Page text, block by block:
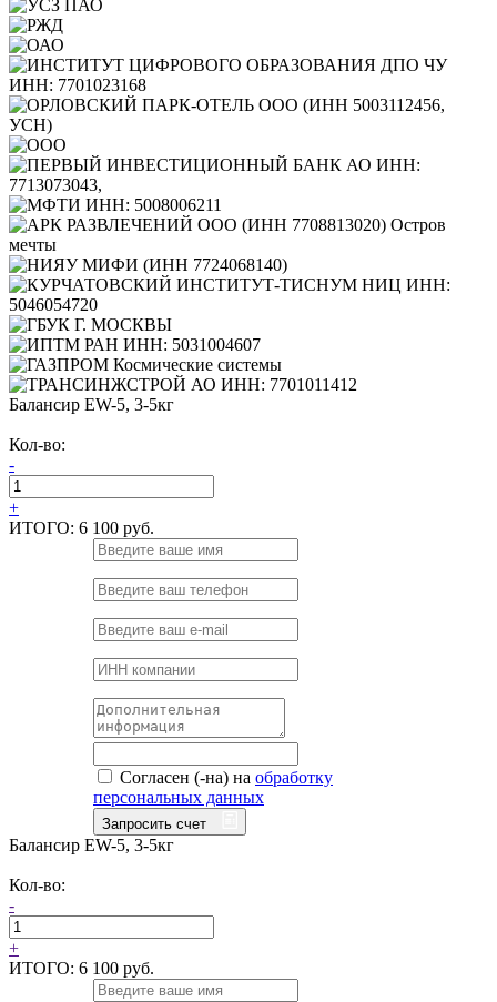
Балансир EW-5, 3-5кг
Кол-во:
-
+
ИТОГО: 6 100 руб.
Согласен (-на) на обработку
персональных данных
Запросить счет
Балансир EW-5, 3-5кг
Кол-во:
-
+
ИТОГО: 6 100 руб.